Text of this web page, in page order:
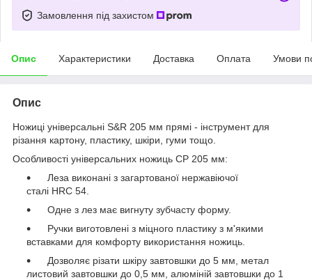
Замовлення під захистом
Опис Характеристики Доставка Оплата Умови
Опис
Ножиці універсальні S&R 205 мм прямі - інструмент для
різання картону, пластику, шкіри, гуми тощо.
Особливості універсальних ножиць СР 205 мм:
Леза виконані з загартованої нержавіючої
сталі HRC 54.
Одне з лез має вигнуту зубчасту форму.
Ручки виготовлені з міцного пластику з м'якими
вставками для комфорту використання ножиць.
Дозволяє різати шкіру завтовшки до 5 мм, метал
листовий завтовшки до 0,5 мм, алюміній завтовшки до 1